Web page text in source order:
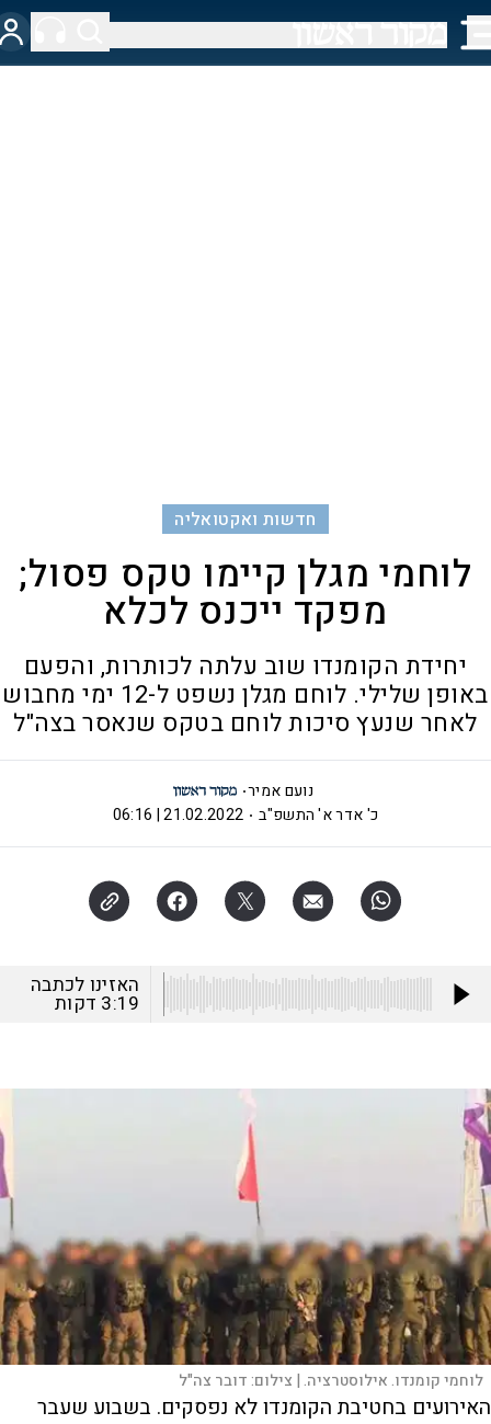
חדשות ואקטואליה
לוחמי מגלן קיימו טקס פסול;
מפקד ייכנס לכלא
יחידת הקומנדו שוב עלתה לכותרות, והפעם
באופן שלילי. לוחם מגלן נשפט ל-12 ימי מחבוש
לאחר שנעץ סיכות לוחם בטקס שנאסר בצה"ל
נועם אמיר
כ' אדר א' התשפ"ב
21.02.2022 | 06:16
האזינו לכתבה
3:19 דקות
לוחמי קומנדו. אילוסטרציה. | צילום:דובר צה"ל
האירועים בחטיבת הקומנדו לא נפסקים. בשבוע שעבר